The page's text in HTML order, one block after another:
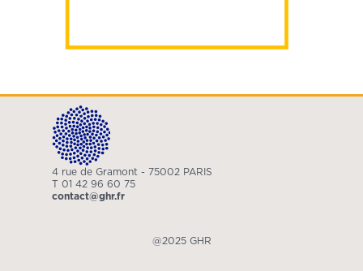
4 rue de Gramont - 75002 PARIS
T 01 42 96 60 75
contact@ghr.fr
@2025 GHR